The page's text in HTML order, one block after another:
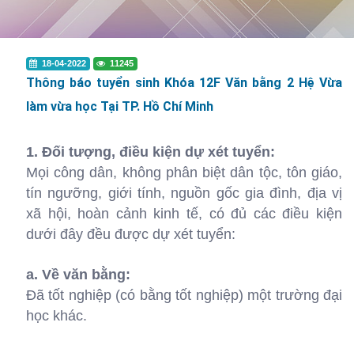
18-04-2022 11245
Thông báo tuyển sinh Khóa 12F Văn bằng 2 Hệ Vừa
làm vừa học Tại TP. Hồ Chí Minh
1. Đối tượng, điều kiện dự xét tuyển:
Mọi công dân, không phân biệt dân tộc, tôn giáo,
tín ngưỡng, giới tính, nguồn gốc gia đình, địa vị
xã hội, hoàn cảnh kinh tế, có đủ các điều kiện
dưới đây đều được dự xét tuyển:
a. Về văn bằng:
Đã tốt nghiệp (có bằng tốt nghiệp) một trường đại
học khác.